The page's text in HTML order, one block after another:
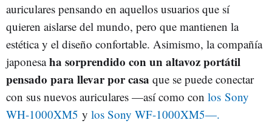
auriculares pensando en aquellos usuarios que sí
quieren aislarse del mundo, pero que mantienen la
estética y el diseño confortable. Asimismo, la compañía
japonesaha sorprendido con un altavoz portátil
pensado para llevar por casa que se puede conectar
con sus nuevos auriculares —así como con los Sony
WH-1000XM5 y los Sony WF-1000XM5—.